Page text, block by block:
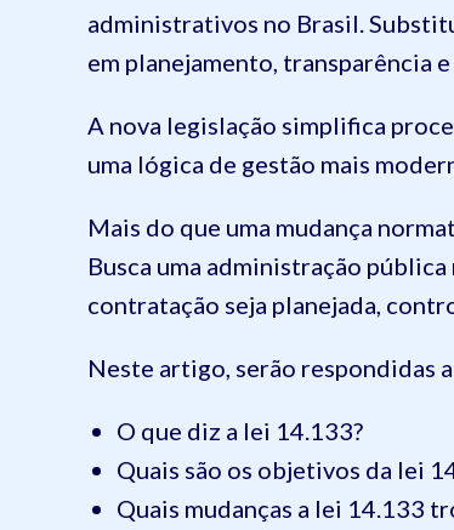
administrativos no Brasil.
em planejamento, transparência
A nova legislação simplifica
uma lógica de gestão mais
Mais do que uma mudança
Busca uma administração
contratação seja planejada,
Neste artigo, serão respondidas
O que diz a lei 14.133?
Quais são os objetivos da lei
Quais mudanças a lei 14.133